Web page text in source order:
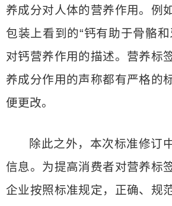
养成分对人体的营养作用。例
包装上看到的“钙有助于骨骼
对钙营养作用的描述。营养标
养成分作用的声称都有严格的
便更改。
除此之外，本次标准修订
信息。为提高消费者对营养标
企业按照标准规定，正确、规